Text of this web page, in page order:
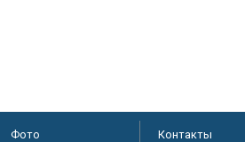
Фото
Контакты